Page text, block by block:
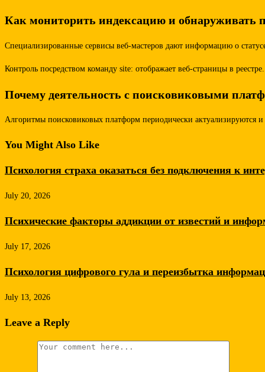
Как мониторить индексацию и обнаруживать
Специализированные сервисы веб-мастеров дают информацию о
Контроль посредством команду site: отображает веб-страницы в
Почему деятельность с поисковиковыми
Алгоритмы поисковиковых платформ периодически актуализируются
You Might Also Like
Психология страха оказаться без подключения к
July 20, 2026
Психические факторы аддикции от известий и
July 17, 2026
Психология цифрового гула и переизбытка
July 13, 2026
Leave a Reply